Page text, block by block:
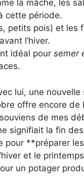
la mâche, les
cette période.
petits pois) et les
l’hiver.
idéal pour semer
lui, une
offre encore
de mes
signifiait la fin
pour **préparer
et le
un potager